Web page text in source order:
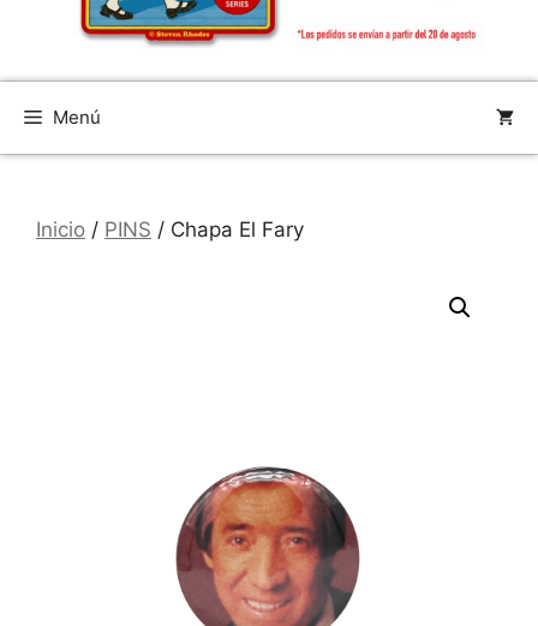
Menú
Inicio / PINS / Chapa El Fary